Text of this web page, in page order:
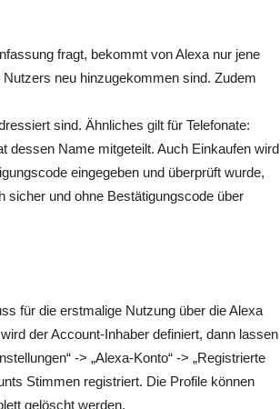
fragt, bekommt von Alexa nur jene
neu hinzugekommen sind. Zudem
sind. Ähnliches gilt für Telefonate:
dessen Name mitgeteilt. Auch Einkaufen wird
eingegeben und überprüft wurde,
sicher und ohne Bestätigungscode über
für die erstmalige Nutzung über die Alexa
der Account-Inhaber definiert, dann lassen
-> „Alexa-Konto“ -> „Registrierte
Stimmen registriert. Die Profile können
gelöscht werden.